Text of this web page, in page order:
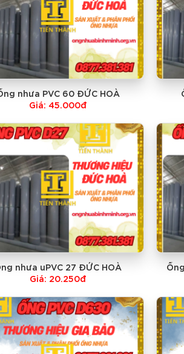
nhưa PVC 60 ĐỨC HOÀ
Giá: 45.000đ
nhưa uPVC 27 ĐỨC HOÀ
Giá: 20.250đ